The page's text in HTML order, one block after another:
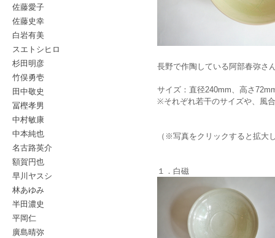
佐藤愛子
佐藤史幸
白岩有美
スエトシヒロ
杉田明彦
竹俣勇壱
田中敬史
冨樫孝男
中村敏康
中本純也
名古路英介
額賀円也
早川ヤスシ
林あゆみ
半田濃史
平岡仁
廣島晴弥
長野で作陶している阿部春弥さ
サイズ：直径240mm、高さ
※それぞれ若干のサイズや、風
（※写真をクリックすると拡大
１．白磁